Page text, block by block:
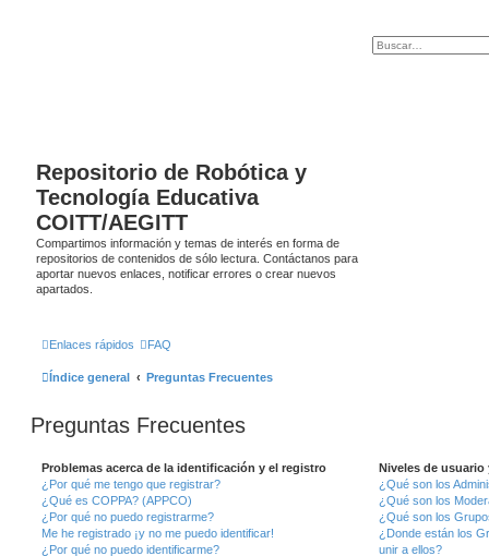
Repositorio de Robótica y
Tecnología Educativa
COITT/AEGITT
Compartimos información y temas de interés en forma de
repositorios de contenidos de sólo lectura. Contáctanos para
aportar nuevos enlaces, notificar errores o crear nuevos
apartados.
Enlaces rápidos FAQ
Índice general Preguntas Frecuentes
Preguntas Frecuentes
Problemas acerca de la identificación y el registro
¿Por qué me tengo que registrar?
¿Qué es COPPA? (APPCO)
¿Por qué no puedo registrarme?
Me he registrado ¡y no me puedo identificar!
¿Por qué no puedo identificarme?
Niveles de usuario
¿Qué son los
¿Qué son los
¿Qué son los
¿Donde están los
unir a ellos?